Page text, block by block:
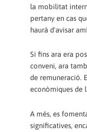
la mobilitat
pertany en cas
haurà d'avisar
Si fins ara era
conveni, ara
de remuneració.
econòmiques de
A més, es
significatives,